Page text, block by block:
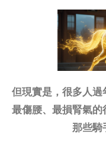
但現實是，很多人
最傷腰、最損腎氣
那些騎